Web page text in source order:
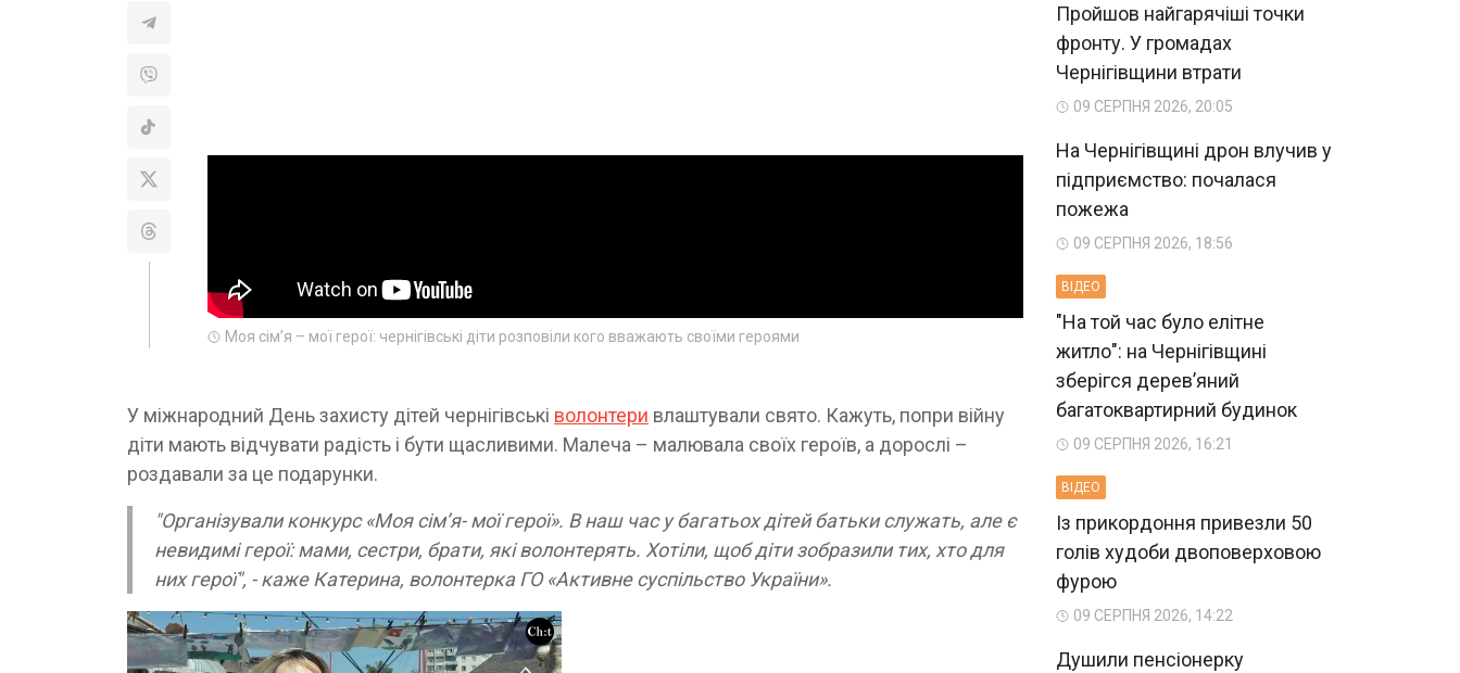
Моя сім’я – мої герої: чернігівські діти розповіли кого вважають своїми героями
У міжнародний День захисту дітей чернігівські волонтери влаштували свято. Кажуть, попри війну
діти мають відчувати радість і бути щасливими. Малеча – малювала своїх героїв, а дорослі –
роздавали за це подарунки.
"Організували конкурс «Моя сім’я- мої герої». В наш час у багатьох дітей батьки служать, але є
невидимі герої: мами, сестри, брати, які волонтерять. Хотіли, щоб діти зобразили тих, хто для
них герої", - каже Катерина, волонтерка ГО «Активне суспільство України».
Пройшов найгарячіші точки
фронту. У громадах
Чернігівщини втрати
09 СЕРПНЯ 2026, 20:05
На Чернігівщині дрон влучив у
підприємство: почалася
пожежа
09 СЕРПНЯ 2026, 18:56
ВIДЕО
"На той час було елітне
житло": на Чернігівщині
зберігся деревʼяний
багатоквартирний будинок
09 СЕРПНЯ 2026, 16:21
ВIДЕО
Із прикордоння привезли 50
голів худоби двоповерховою
фурою
09 СЕРПНЯ 2026, 14:22
Душили пенсіонерку